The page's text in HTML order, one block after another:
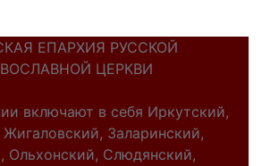
ЕПАРХИЯ РУССКОЙ
ЦЕРКВИ
включают в себя Иркутский,
Заларинский,
Ольхонский, Слюдянский,